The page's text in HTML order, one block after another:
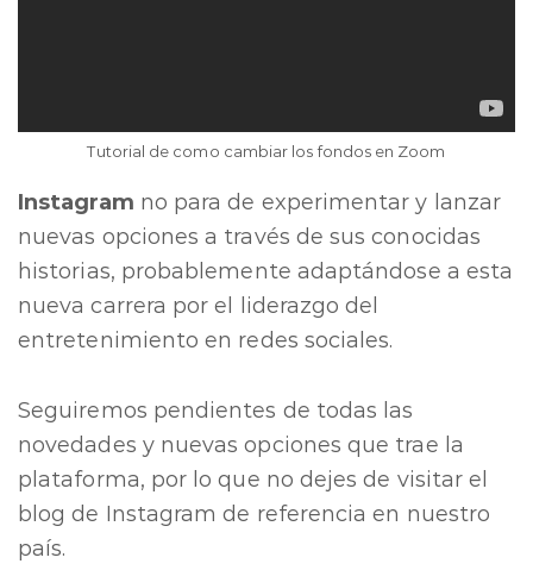
Tutorial de como cambiar los fondos en Zoom
Instagram no para de experimentar y lanzar
nuevas opciones a través de sus conocidas
historias, probablemente adaptándose a esta
nueva carrera por el liderazgo del
entretenimiento en redes sociales.
Seguiremos pendientes de todas las
novedades y nuevas opciones que trae la
plataforma, por lo que no dejes de visitar el
blog de Instagram de referencia en nuestro
país.